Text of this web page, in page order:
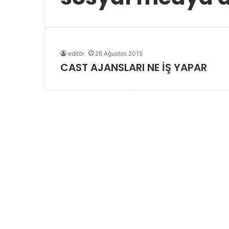
editör 26 Ağustos 2015
CAST AJANSLARI NE İŞ YAPAR